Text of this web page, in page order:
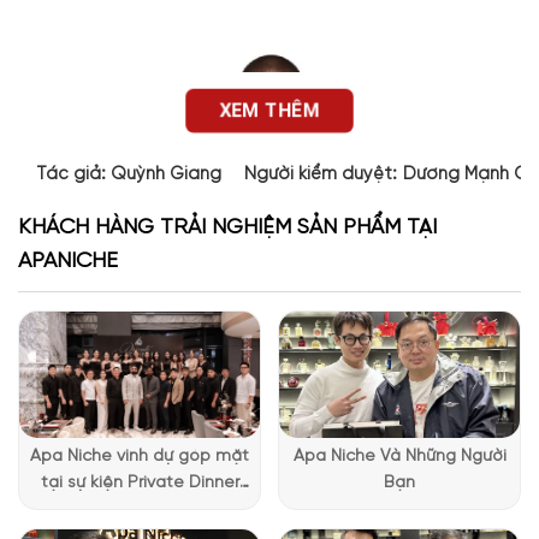
XEM THÊM
Tác giả: Quỳnh Giang Người kiểm duyệt: Dương Mạnh
KHÁCH HÀNG TRẢI NGHIỆM SẢN PHẨM TẠI
APANICHE
Apa Niche vinh dự góp mặt
tại sự kiện Private Dinner
Apa Niche Và Những Người
Bạn